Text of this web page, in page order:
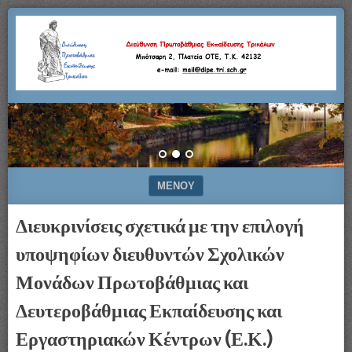
Διεύθυνση
Πρωτοβάθμιας
Εκπαίδευσης
Τρικάλων
Μπότσαρη
Πλατεία
ΟΤΕ,
Τ.Κ.
42132
–
e-
mail:
mail@dipe.tri.sch.gr
ΜΕΝΟΎ
Διευκρινίσεις σχετικά με την επιλογή
υποψηφίων διευθυντών Σχολικών
Μονάδων Πρωτοβάθμιας και
Δευτεροβάθμιας Εκπαίδευσης και
Εργαστηριακών Κέντρων (Ε.Κ.)